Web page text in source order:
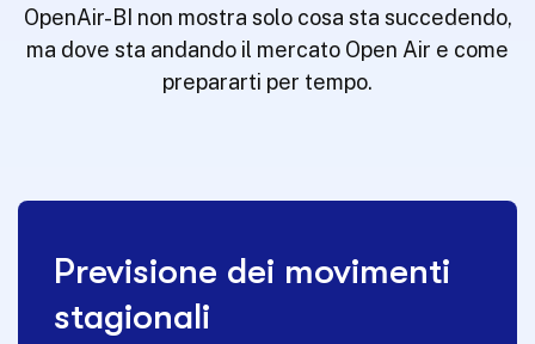
OpenAir-BI non mostra solo cosa sta succedendo,
ma dove sta andando il mercato Open Air e come
prepararti per tempo.
Previsione dei movimenti
stagionali